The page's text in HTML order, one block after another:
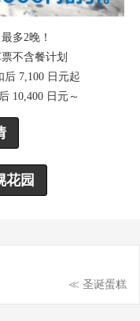
多2晚！
不含餐计划
7,100 日元起
10,400 日元～
花园
≪ 圣诞蛋糕